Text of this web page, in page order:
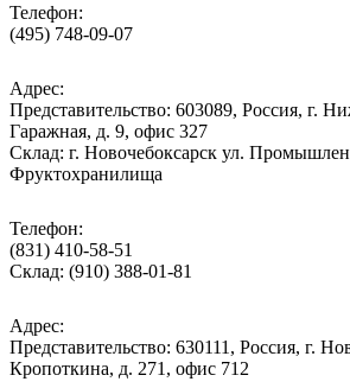
Телефон:
(495) 748-09-07
Адрес:
Представительство: 603089, Россия, г.
Гаражная, д. 9, офис 327
Склад: г. Новочебоксарск ул.
Фруктохранилища
Телефон:
(831) 410-58-51
Склад: (910) 388-01-81
Адрес:
Представительство: 630111, Россия, г.
Кропоткина, д. 271, офис 712